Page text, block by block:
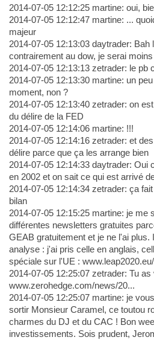
2014-07-05 12:12:25 martine: oui,
2014-07-05 12:12:47 martine: ...
majeur
2014-07-05 12:13:03 daytrader: Bah
contrairement au dow, je serai
2014-07-05 12:13:13 zetrader: le pb
2014-07-05 12:13:30 martine: un
moment, non ?
2014-07-05 12:13:40 zetrader: on
du délire de la FED
2014-07-05 12:14:06 martine: !!!
2014-07-05 12:14:16 zetrader: et
délire parce que ça les arrange bien
2014-07-05 12:14:33 daytrader: Oui
en 2002 et on sait ce qui est arrivé
2014-07-05 12:14:34 zetrader: ça
bilan
2014-07-05 12:15:25 martine: je me
différentes newsletters gratuites
GEAB gratuitement et je ne l'ai plus.
analyse : j'ai pris celle en anglais,
spéciale sur l'UE :
2014-07-05 12:25:07 zetrader: Tu
www.zerohedge.com/news/20...
2014-07-05 12:25:07 martine: je
sortir Monsieur Caramel, ce toutou
charmes du DJ et du CAC ! Bon
investissements. Sois prudent,